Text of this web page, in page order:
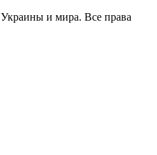
и мира. Все права